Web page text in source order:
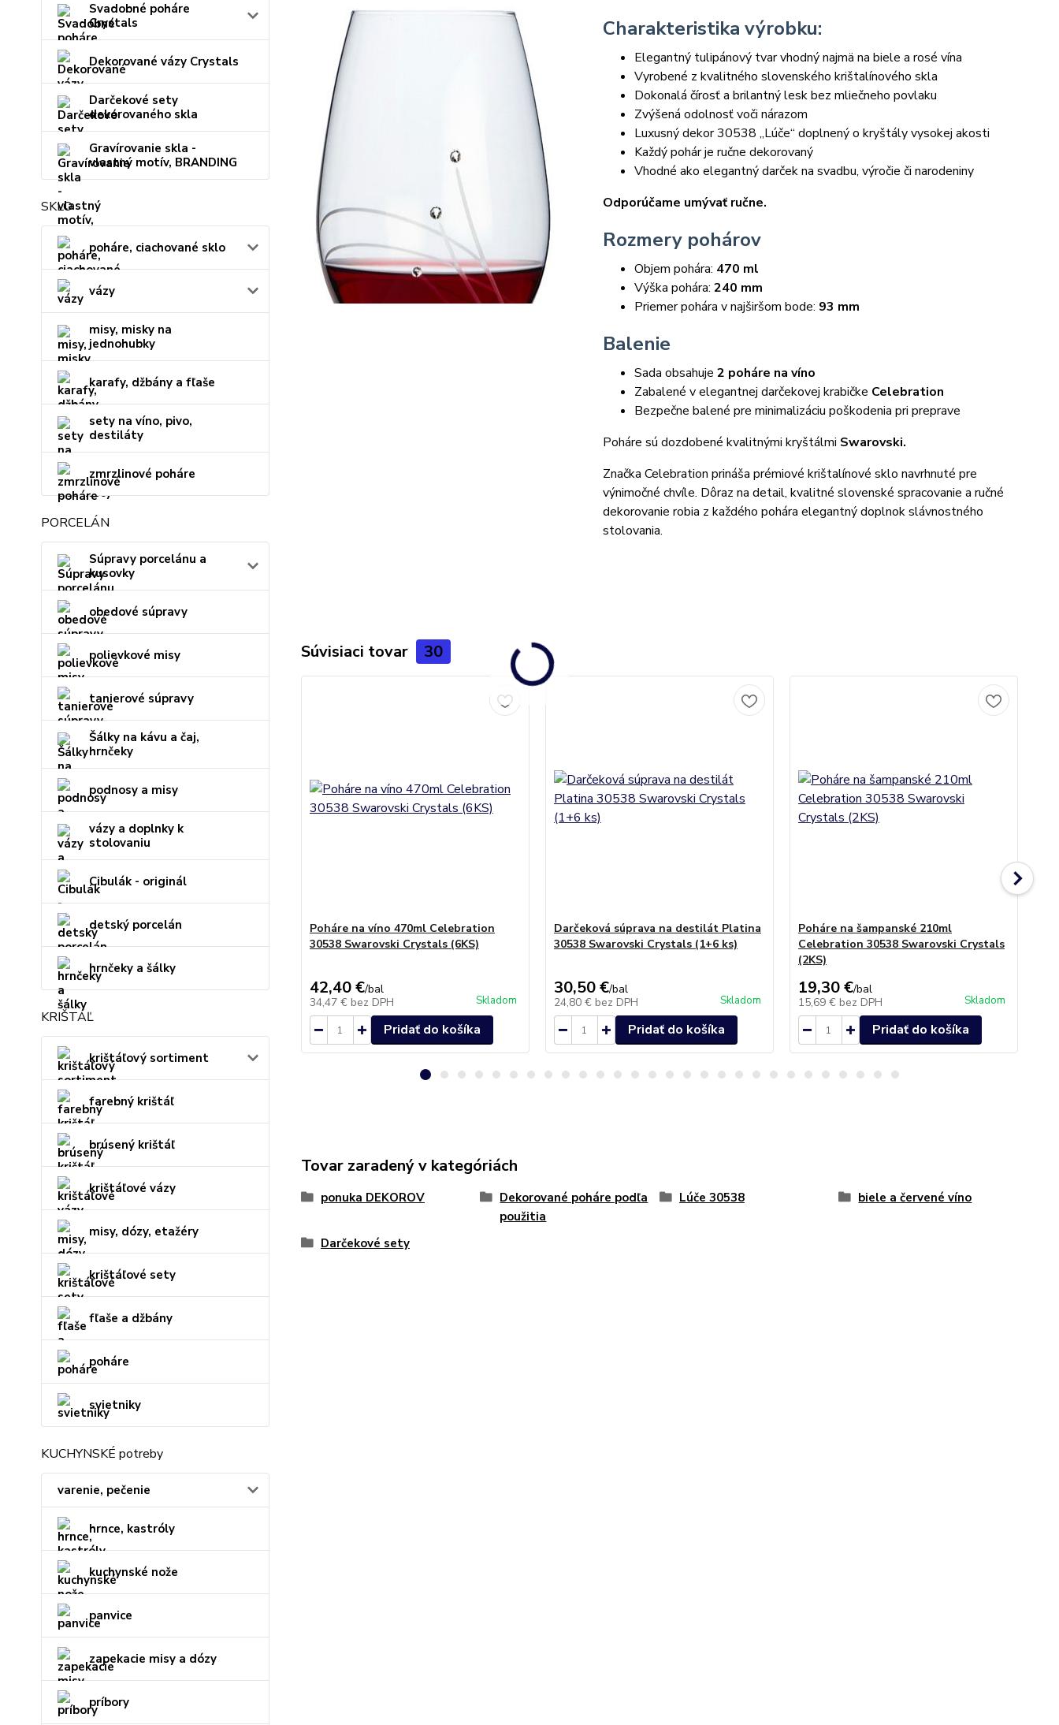
Svadobné poháre
Crystals
Dekorované vázy Crystals
Darčekové sety
dekorovaného skla
Gravírovanie skla -
vlastný motív, BRANDING
SKLO
poháre, ciachované sklo
vázy
misy, misky na
jednohubky
karafy, džbány a fľaše
sety na víno, pivo,
destiláty
zmrzlinové poháre
PORCELÁN
Súpravy porcelánu a
kusovky
obedové súpravy
polievkové misy
tanierové súpravy
Šálky na kávu a čaj,
hrnčeky
podnosy a misy
vázy a doplnky k
stolovaniu
Cibulák - originál
detský porcelán
hrnčeky a šálky
KRIŠTÁĽ
krištáľový sortiment
farebný krištáľ
brúsený krištáľ
krištáľové vázy
misy, dózy, etažéry
krištáľové sety
fľaše a džbány
poháre
svietniky
KUCHYNSKÉ potreby
varenie, pečenie
hrnce, kastróly
kuchynské nože
panvice
zapekacie misy a dózy
príbory
Charakteristika výrobku:
Elegantný tulipánový tvar vhodný najmä na biele a rosé vína
Vyrobené z kvalitného slovenského krištalínového skla
Dokonalá čírosť a brilantný lesk bez mliečneho povlaku
Zvýšená odolnosť voči nárazom
Luxusný dekor 30538 „Lúče“ doplnený o kryštály vysokej akosti
Každý pohár je ručne dekorovaný
Vhodné ako elegantný darček na svadbu, výročie či narodeniny
Odporúčame umývať ručne.
Rozmery pohárov
Objem pohára: 470 ml
Výška pohára:240 mm
Priemer pohára v najširšom bode: 93 mm
Balenie
Sada obsahuje2 poháre na víno
Zabalené v elegantnej darčekovej krabičke Celebration
Bezpečne balené pre minimalizáciu poškodenia pri preprave
Poháre sú dozdobené kvalitnými kryštálmi Swarovski.
Značka Celebration prináša prémiové krištalínové sklo navrhnuté pre
výnimočné chvíle. Dôraz na detail, kvalitné slovenské spracovanie a ručné
dekorovanie robia z každého pohára elegantný doplnok slávnostného
stolovania.
Súvisiaci tovar 30
Poháre na víno 470ml Celebration
30538 Swarovski Crystals (6KS)
42,40 €/bal
34,47 € bez DPH Skladom
Pridať do košíka
Darčeková súprava na destilát Platina
30538 Swarovski Crystals (1+6 ks)
30,50 €/bal
24,80 € bez DPH Skladom
Pridať do košíka
Poháre na šampanské 210ml
Celebration 30538 Swarovski Crystals
(2KS)
19,30 €/bal
15,69 € bez DPH Skladom
Pridať do košíka
Tovar zaradený v kategóriách
ponuka DEKOROV
Dekorované poháre podľa
použitia
Lúče 30538 biele a červené víno
Darčekové sety